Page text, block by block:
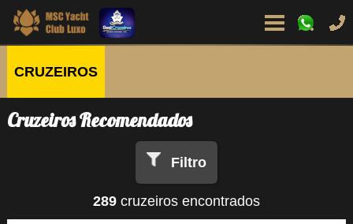
CRUZEIROS
Cruzeiros Recomendados
Filtro
289 cruzeiros encontrados